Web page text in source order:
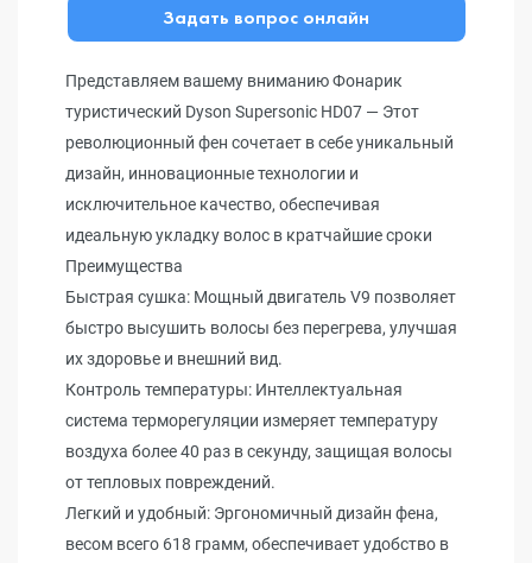
Задать вопрос онлайн
Представляем вашему вниманию Фонарик
туристический Dyson Supersonic HD07 — Этот
революционный фен сочетает в себе уникальный
дизайн, инновационные технологии и
исключительное качество, обеспечивая
идеальную укладку волос в кратчайшие сроки
Преимущества
Быстрая сушка: Мощный двигатель V9 позволяет
быстро высушить волосы без перегрева, улучшая
их здоровье и внешний вид.
Контроль температуры: Интеллектуальная
система терморегуляции измеряет температуру
воздуха более 40 раз в секунду, защищая волосы
от тепловых повреждений.
Легкий и удобный: Эргономичный дизайн фена,
весом всего 618 грамм, обеспечивает удобство в